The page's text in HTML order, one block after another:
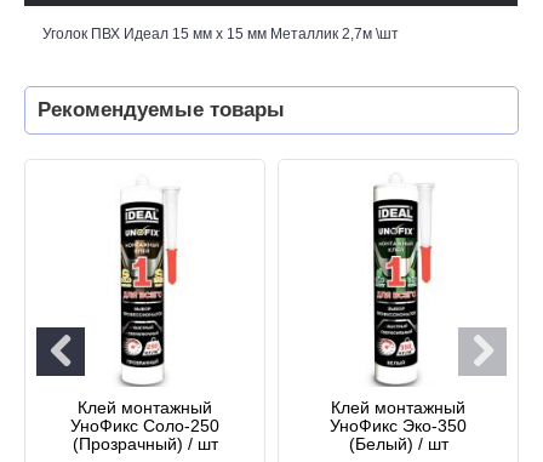
Уголок ПВХ Идеал 15 мм х 15 мм Металлик 2,7м \шт
Рекомендуемые товары
Клей монтажный
УноФикс Соло-250
(Прозрачный) / шт
Клей монтажный
УноФикс Эко-350
(Белый) / шт